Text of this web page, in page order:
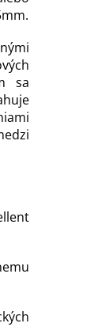
sa